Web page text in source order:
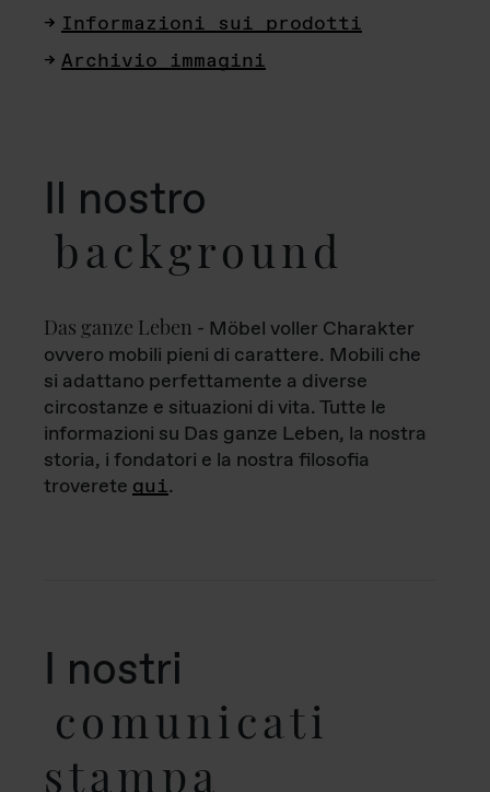
Informazioni sui prodotti
Archivio immagini
Il nostro
background
Das ganze Leben - Möbel voller Charakter
ovvero mobili pieni di carattere. Mobili che
si adattano perfettamente a diverse
circostanze e situazioni di vita. Tutte le
informazioni su Das ganze Leben, la nostra
storia, i fondatori e la nostra filosofia
troverete qui.
I nostri
comunicati
stampa